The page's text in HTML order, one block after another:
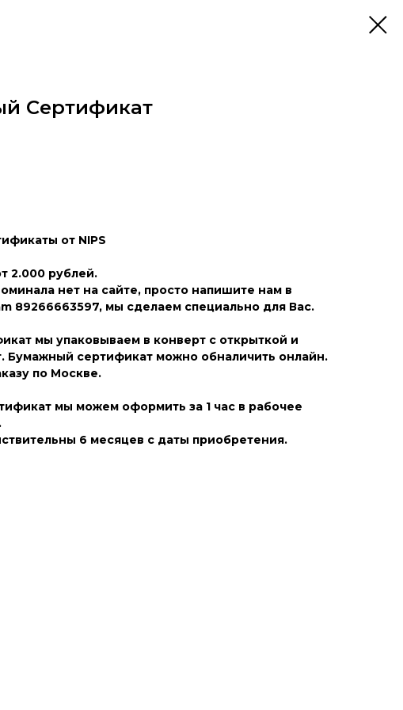
Сертификат
от NIPS
2.000 рублей.
нет на сайте, просто напишите нам в
89266663597, мы сделаем специально для Вас.
мы упаковываем в конверт с открыткой и
Бумажный сертификат можно обналичить онлайн.
по Москве.
мы можем оформить за 1 час в рабочее
6 месяцев с даты приобретения.